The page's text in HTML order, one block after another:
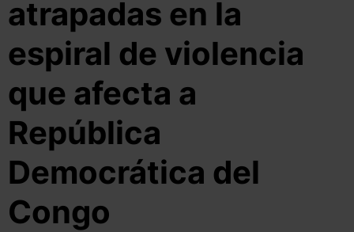
atrapadas en la
espiral de violencia
que afecta a
República
Democrática del
Congo